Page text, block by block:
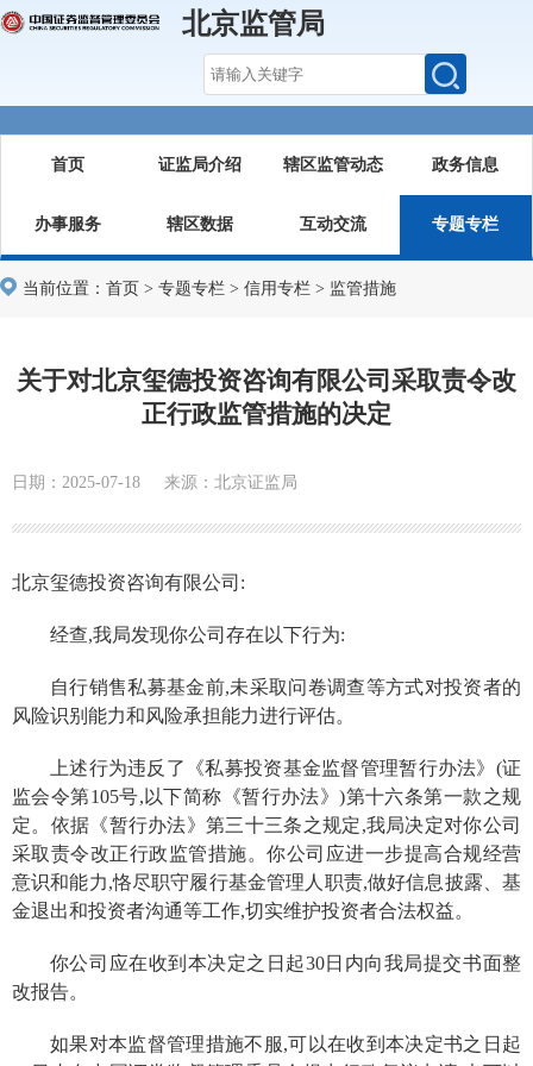
北京监管局
首页 证监局介绍 辖区监管动态 政务信息
办事服务 辖区数据 互动交流 专题专栏
当前位置： 首页 > 专题专栏 > 信用专栏 > 监管措施
关于对北京玺德投资咨询有限公司采取责令改
正行政监管措施的决定
日期：2025-07-18 来源：北京证监局
北京玺德投资咨询有限公司 :
经查,我局发现你公司 存在以下行为:
自行销售私募基金前,未采取问卷调查等方式对投资者的
风险识别能力和风险承担能力进行评估。
上述行为违反了《私募投资基金监督管理暂行办法》(证
监会令第105号,以下简称《暂行办法》)第十六条第一款之规
定。 依据 《暂行办法》第三十三条之规定,我局决定对你公司
采取责令改正行政监管措施。你公司应进一步提高合规经营
意识和能力,恪尽职守履行基金管理人职责,做好信息披露、基
金退出和投资者沟通等工作,切实维护投资者合法权益。
你公司应在收到本决定之日起30日内向我局提交书面整
改报告。
如果对本监督管理措施不服,可以在收到本决定书之日起